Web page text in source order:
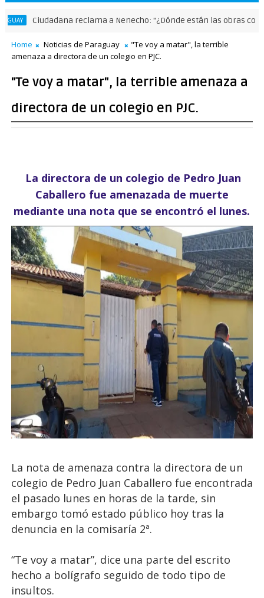
Ciudadana reclama a Nenecho: "¿Dónde están las obras
Home Noticias de Paraguay
"Te voy a matar", la terrible
amenaza a directora de un colegio en PJC.
"Te voy a matar", la terrible amenaza a
directora de un colegio en PJC.
La directora de un colegio de Pedro Juan
Caballero fue amenazada de muerte
mediante una nota que se encontró el lunes.
La nota de amenaza contra la directora de un
colegio de Pedro Juan Caballero fue encontrada
el pasado lunes en horas de la tarde, sin
embargo tomó estado público hoy tras la
denuncia en la comisaría 2ª.
“Te voy a matar”, dice una parte del escrito
hecho a bolígrafo seguido de todo tipo de
insultos.